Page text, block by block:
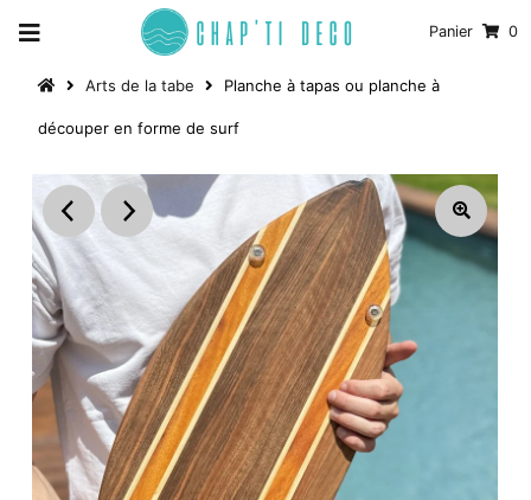
Panier 0
Arts de la tabe Planche à tapas ou planche à
découper en forme de surf